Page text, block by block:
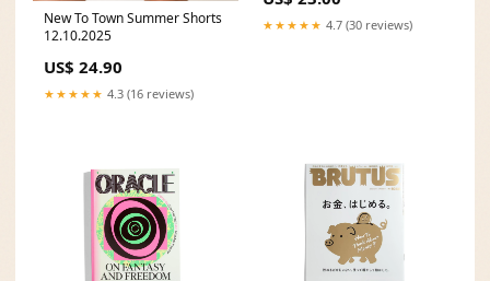
New To Town Summer Shorts
12.10.2025
US$ 24.90
★★★★★ 4.3 (16 reviews)
★★★★★ 4.7 (30 reviews)